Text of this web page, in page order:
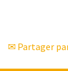
✉ Partager